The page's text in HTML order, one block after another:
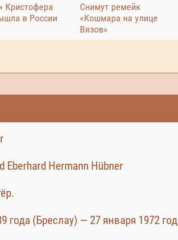
Кристофера
в России
Снимут ремейк
«Кошмара на улице
Вязов»
Eberhard Hermann Hübner
года (Бреслау) — 27 января 1972